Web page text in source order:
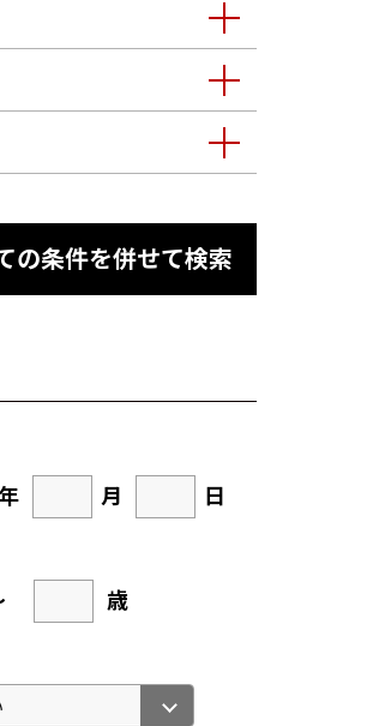
の条件を併せて検索
年
月
日
歳